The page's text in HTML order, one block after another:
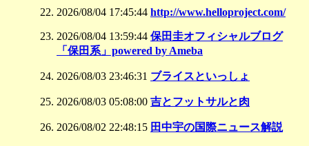
2026/08/04 17:45:44 http://www.helloproject.com/
2026/08/04 13:59:44 保田圭オフィシャルブログ
「保田系」powered by Ameba
2026/08/03 23:46:31 ブライスといっしょ
2026/08/03 05:08:00 吉とフットサルと肉
2026/08/02 22:48:15 田中宇の国際ニュース解説